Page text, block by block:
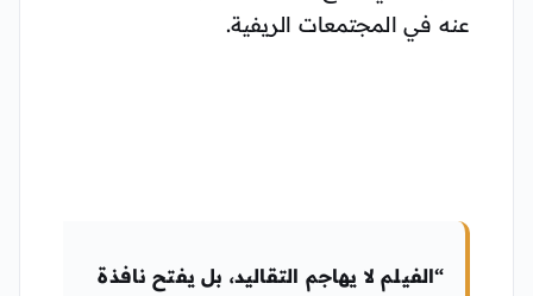
عنه في المجتمعات الريفية.
“الفيلم لا يهاجم التقاليد، بل يفتح نافذة